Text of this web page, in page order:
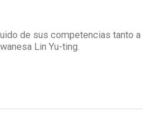
de sus competencias tanto a
Lin Yu-ting.